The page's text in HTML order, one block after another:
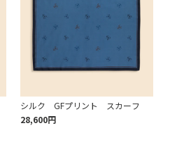
シルク GFプリント スカーフ
28,600円